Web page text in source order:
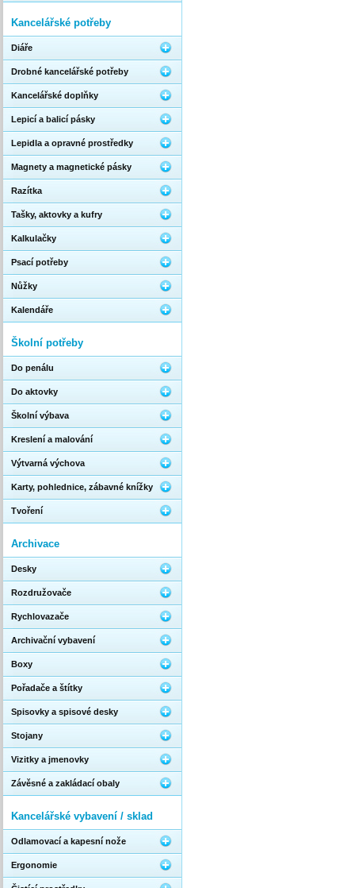
Kancelářské potřeby
Diáře
Drobné kancelářské potřeby
Kancelářské doplňky
Lepicí a balicí pásky
Lepidla a opravné prostředky
Magnety a magnetické pásky
Razítka
Tašky, aktovky a kufry
Kalkulačky
Psací potřeby
Nůžky
Kalendáře
Školní potřeby
Do penálu
Do aktovky
Školní výbava
Kreslení a malování
Výtvarná výchova
Karty, pohlednice, zábavné knížky
Tvoření
Archivace
Desky
Rozdružovače
Rychlovazače
Archivační vybavení
Boxy
Pořadače a štítky
Spisovky a spisové desky
Stojany
Vizitky a jmenovky
Závěsné a zakládací obaly
Kancelářské vybavení / sklad
Odlamovací a kapesní nože
Ergonomie